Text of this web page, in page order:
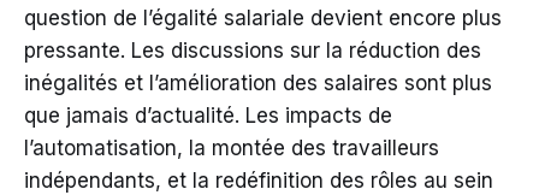
question de l’égalité salariale devient encore plus
pressante. Les discussions sur la réduction des
inégalités et l’amélioration des salaires sont plus
que jamais d’actualité. Les impacts de
l’automatisation, la montée des travailleurs
indépendants, et la redéfinition des rôles au sein